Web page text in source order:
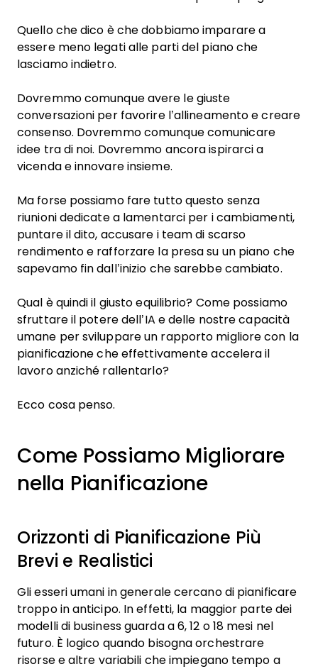
Quello che dico è che dobbiamo imparare a
essere meno legati alle parti del piano che
lasciamo indietro.
Dovremmo comunque avere le giuste
conversazioni per favorire l’allineamento e creare
consenso. Dovremmo comunque comunicare
idee tra di noi. Dovremmo ancora ispirarci a
vicenda e innovare insieme.
Ma forse possiamo fare tutto questo senza
riunioni dedicate a lamentarci per i cambiamenti,
puntare il dito, accusare i team di scarso
rendimento e rafforzare la presa su un piano che
sapevamo fin dall’inizio che sarebbe cambiato.
Qual è quindi il giusto equilibrio? Come possiamo
sfruttare il potere dell’IA e delle nostre capacità
umane per sviluppare un rapporto migliore con la
pianificazione che effettivamente accelera il
lavoro anziché rallentarlo?
Ecco cosa penso.
Come Possiamo Migliorare
nella Pianificazione
Orizzonti di Pianificazione Più
Brevi e Realistici
Gli esseri umani in generale cercano di pianificare
troppo in anticipo. In effetti, la maggior parte dei
modelli di business guarda a 6, 12 o 18 mesi nel
futuro. È logico quando bisogna orchestrare
risorse e altre variabili che impiegano tempo a